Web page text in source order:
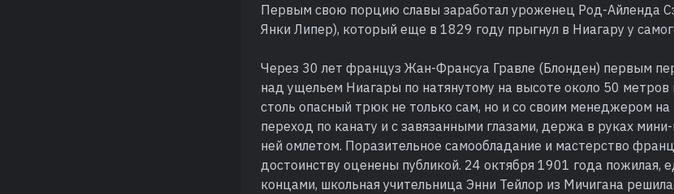
Первым свою порцию славы заработал уроженец Род-Айленда
Янки Липер), который еще в 1829 году прыгнул в Ниагару у
Через 30 лет француз Жан-Франсуа Гравле (Блонден) первым
над ущельем Ниагары по натянутому на высоте около 50 метров
столь опасный трюк не только сам, но и со своим менеджером на
переход по канату и с завязанными глазами, держа в руках
ней омлетом. Поразительное самообладание и мастерство
достоинству оценены публикой. 24 октября 1901 года пожилая,
концами, школьная учительница Энни Тейлор из Мичигана